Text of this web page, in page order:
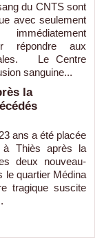
du CNTS sont
avec seulement
répondre aux
Le Centre
sanguine...
la
ans a été placée
Thiès après la
deux nouveau-
le quartier Médina
tragique suscite